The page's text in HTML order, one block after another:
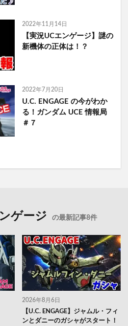
2022年11月14日
【実況UCエンゲージ】謎の
新機体の正体は！？
2022年7月20日
U.C. ENGAGE の今がわか
る！ガンダム UCE 情報局
＃７
ゲージ の最新記事8件
2026年8月6日
【U.C. ENGAGE】ジャムル・フィ
ンとダニーのガシャがスタート！